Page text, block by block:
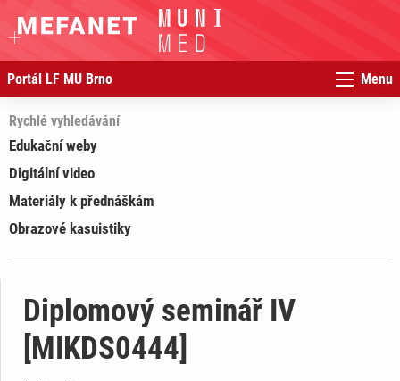
Portál LF MU Brno Menu
Rychlé vyhledávání
Edukační weby
Digitální video
Materiály k přednáškám
Obrazové kasuistiky
Diplomový seminář IV
[MIKDS0444]